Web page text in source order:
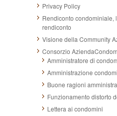
Privacy Policy
Rendiconto condominiale,
rendiconto
Visione della Community
Consorzio
Amministratore di
Amministrazione
Buone ragioni
Funzionamento distorto
Lettera ai condomini